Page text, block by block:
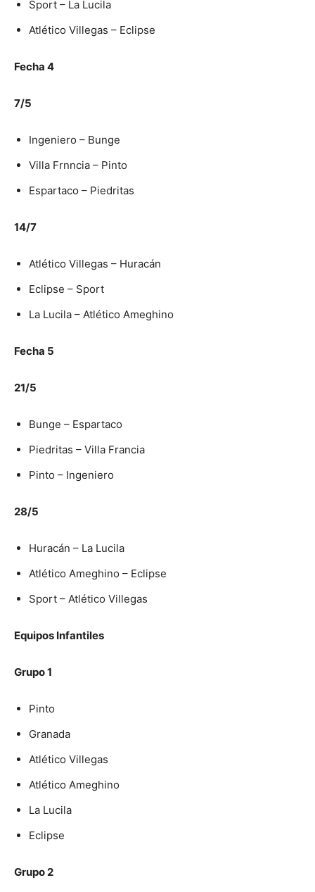
Sport – La Lucila
Atlético Villegas – Eclipse
Fecha 4
7/5
Ingeniero – Bunge
Villa Frnncia – Pinto
Espartaco – Piedritas
14/7
Atlético Villegas – Huracán
Eclipse – Sport
La Lucila – Atlético Ameghino
Fecha 5
21/5
Bunge – Espartaco
Piedritas – Villa Francia
Pinto – Ingeniero
28/5
Huracán – La Lucila
Atlético Ameghino – Eclipse
Sport – Atlético Villegas
Equipos Infantiles
Grupo 1
Pinto
Granada
Atlético Villegas
Atlético Ameghino
La Lucila
Eclipse
Grupo 2